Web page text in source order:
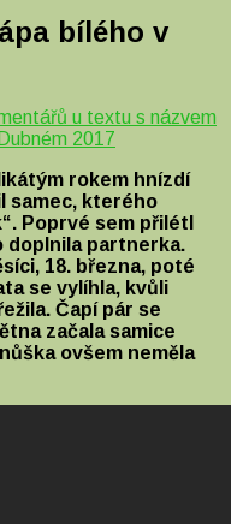
bílého v
u textu s názvem
2017
rokem hnízdí
samec, kterého
Poprvé sem přilétl
doplnila partnerka.
18. března, poté
se vylíhla, kvůli
Čapí pár se
začala samice
ovšem neměla